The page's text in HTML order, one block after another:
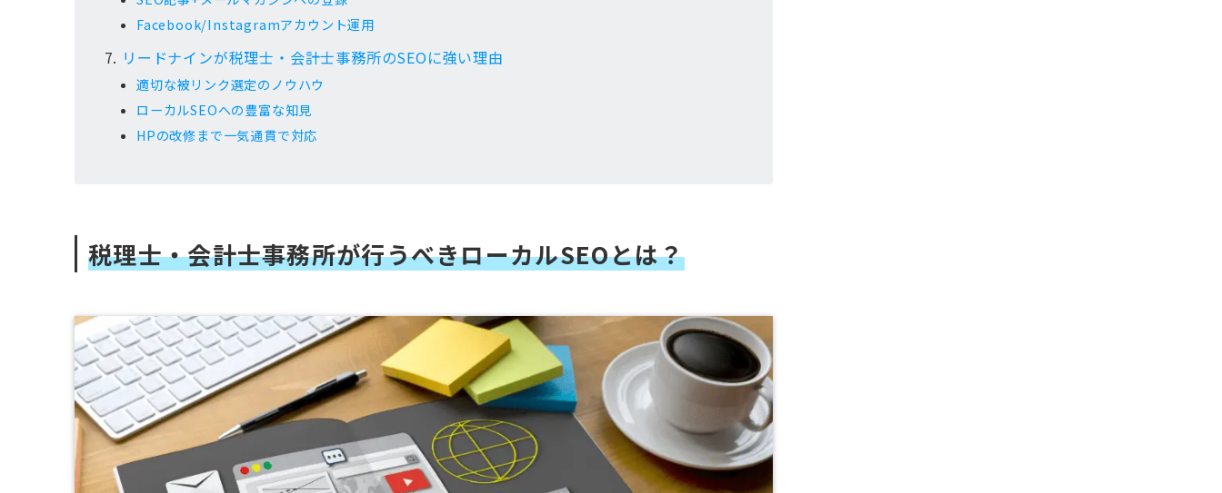
Facebook/Instagramアカウント運用
リードナインが税理士・会計士事務所のSEOに強い理由
適切な被リンク選定のノウハウ
ローカルSEOへの豊富な知見
HPの改修まで一気通貫で対応
税理士・会計士事務所が行うべきローカルSEOとは？